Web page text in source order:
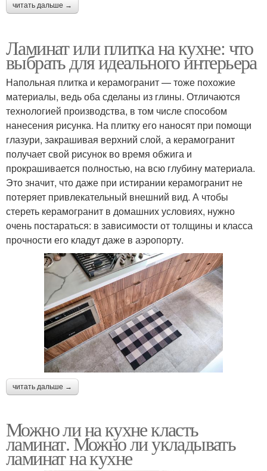
читать дальше →
Ламинат или плитка на кухне: что
выбрать для идеального интерьера
Напольная плитка и керамогранит — тоже похожие
материалы, ведь оба сделаны из глины. Отличаются
технологией производства, в том числе способом
нанесения рисунка. На плитку его наносят при помощи
глазури, закрашивая верхний слой, а керамогранит
получает свой рисунок во время обжига и
прокрашивается полностью, на всю глубину материала.
Это значит, что даже при истирании керамогранит не
потеряет привлекательный внешний вид. А чтобы
стереть керамогранит в домашних условиях, нужно
очень постараться: в зависимости от толщины и класса
прочности его кладут даже в аэропорту.
читать дальше →
Можно ли на кухне класть
ламинат. Можно ли укладывать
ламинат на кухне